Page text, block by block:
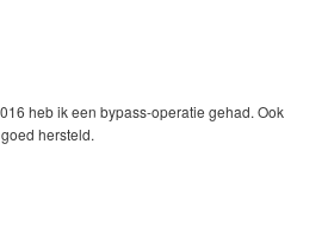
heb ik een bypass-operatie gehad. Ook
hersteld.